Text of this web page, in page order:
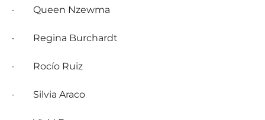
· Queen Nzewma
· Regina Burchardt
· Rocío Ruiz
· Silvia Araco